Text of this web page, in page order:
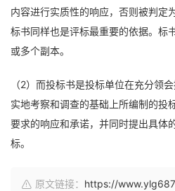
内容进行实质性的响应，否则被判定
标书同样也是评标最重要的依据。标
或多个副本。
（2）而投标书是投标单位在充分领
实地考察和调查的基础上所编制的投
要求的响应和承诺，并同时提出具体
标。
原文链接： https://